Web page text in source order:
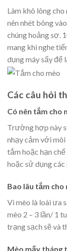
Làm khô lông
nên nhét bông
chúng hoảng sợ.
mang khi nghe
dụng máy sấy để
Các câu hỏi
Có nên tắm cho
Trường hợp này
nhạy cảm với môi
tắm hoặc hạn
hoặc sử dụng
Bao lâu tắm cho
Vì mèo là loài ưa
mèo 2 – 3 lần/ 1
trạng sạch sẽ và
Mèo mấy tháng